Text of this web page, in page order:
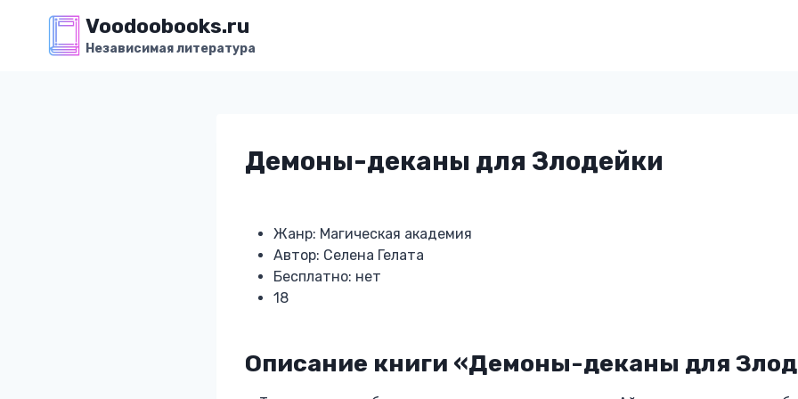
содержимому
Voodoobooks.ru
Независимая литература
Демоны-деканы для Злодейки
Жанр: Магическая академия
Автор: Селена Гелата
Бесплатно: нет
18
Описание книги «Демоны-деканы для